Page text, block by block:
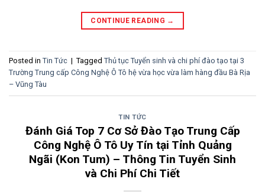
CONTINUE READING →
Posted in Tin Tức | Tagged Thủ tục Tuyển sinh và chi phí đào tạo tại 3
Trường Trung cấp Công Nghệ Ô Tô hệ vừa học vừa làm hàng đầu Bà Rịa
– Vũng Tàu
TIN TỨC
Đánh Giá Top 7 Cơ Sở Đào Tạo Trung Cấp
Công Nghệ Ô Tô Uy Tín tại Tỉnh Quảng
Ngãi (Kon Tum) – Thông Tin Tuyển Sinh
và Chi Phí Chi Tiết